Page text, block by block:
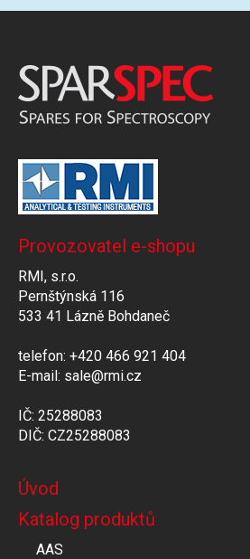
Provozovatel e-shopu
RMI, s.r.o.
Pernštýnská 116
533 41 Lázně Bohdaneč
telefon: +420 466 921 404
E-mail: sale@rmi.cz
IČ: 25288083
DIČ: CZ25288083
Úvod
Katalog produktů
AAS